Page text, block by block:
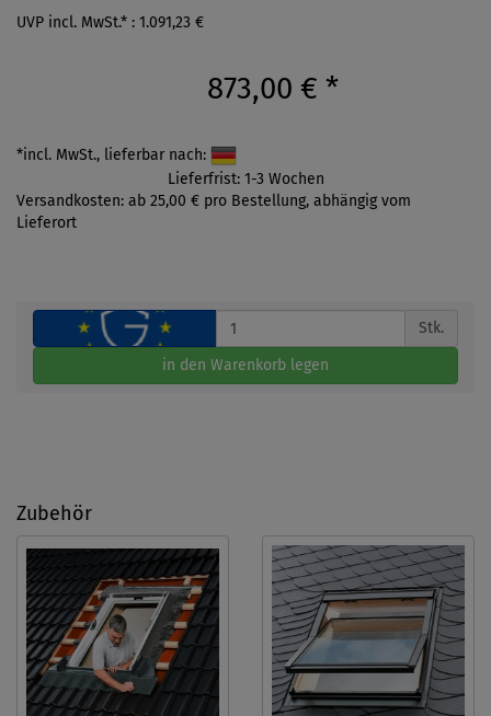
UVP incl. MwSt.* : 1.091,23 €
873,00 € *
*incl. MwSt., lieferbar nach:
Lieferfrist: 1-3 Wochen
Versandkosten: ab 25,00 € pro Bestellung, abhängig vom
Lieferort
Stk.
in den Warenkorb legen
Zubehör